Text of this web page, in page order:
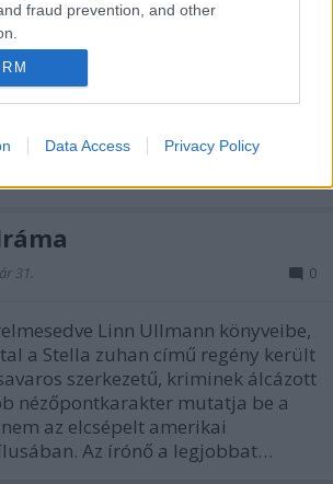
fraud prevention, and other
Data Access Privacy Policy
közben találtam egy
írt könyvet, Louann Brizendine A
A szerző neurológus és
nem egy "Maunika-só"-szakértő,
hogy megértsük. A szerző
31. 0
Linn Ullmann könyveibe,
a Stella zuhan című regény került
szerkezetű, kriminek álcázott
nézőpontkarakter mutatja be a
az elcsépelt amerikai
Az írónő a legjobbat…